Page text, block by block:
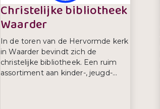
Christelijke bibliotheek
Waarder
In de toren van de Hervormde kerk
in Waarder bevindt zich de
christelijke bibliotheek. Een ruim
assortiment aan kinder-, jeugd-...